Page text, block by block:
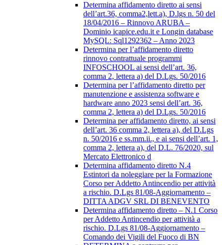
Determina affidamento diretto ai sensi
dell’art.36, comma2,lett.a), D.lgs n. 50 del
18/04/2016 – Rinnovo ARUBA –
Dominio icapice.edu.it e Longin database
MySQL: Sql1292362 – Anno 2023
Determina per l’affidamento diretto
rinnovo contrattuale programmi
INFOSCHOOL ai sensi dell’art. 36,
comma 2, lettera a) del D.Lgs. 50/2016
Determina per l’affidamento diretto per
manutenzione e assistenza software e
hardware anno 2023 sensi dell’art. 36,
comma 2, lettera a) del D.Lgs. 50/2016
Determina per affidamento diretto, ai sensi
dell’art. 36 comma 2, lettera a), del D.Lgs
n. 50/2016 e ss.mm.ii., e ai sensi dell’art. 1,
comma 2, lettera a), del D.L. 76/2020, sul
Mercato Elettronico d
Determina affidamento diretto N.4
Estintori da noleggiare per la Formazione
Corso per Addetto Antincendio per attività
a rischio. D.Lgs 81/08-Aggiornamento –
DITTA ADGV SRL DI BENEVENTO
Determina affidamento diretto – N.1 Corso
per Addetto Antincendio per attività a
rischio. D.Lgs 81/08-Aggiornamento –
Comando dei Vigili del Fuoco di BN